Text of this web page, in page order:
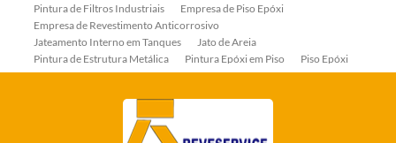
Pintura de Filtros Industriais
Empresa de Piso Epóxi
Empresa de Revestimento Anticorrosivo
Jateamento Interno em Tanques
Jato de Areia
Pintura de Estrutura Metálica
Pintura Epóxi em Piso
Piso Epóxi
Piso Epóxi Autonivelante
Revestimento E-coat em Serpentinas
Revestimentos Anticorrosivos em Trocadores de Calor